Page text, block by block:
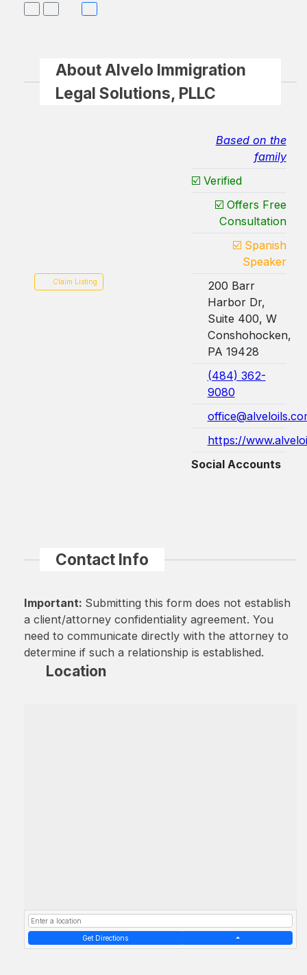
About Alvelo Immigration
Legal Solutions, PLLC
Claim Listing
Based on the
family
☑️ Verified
☑️ Offers Free
Consultation
☑️ Spanish
Speaker
200 Barr
Harbor Dr,
Suite 400, W
Conshohocken,
PA 19428
(484) 362-
9080
https://
Social Accounts
Contact Info
Important: Submitting this form does not establish
a client/attorney confidentiality agreement. You
need to communicate directly with the attorney to
determine if such a relationship is established.
Location
Get Directions